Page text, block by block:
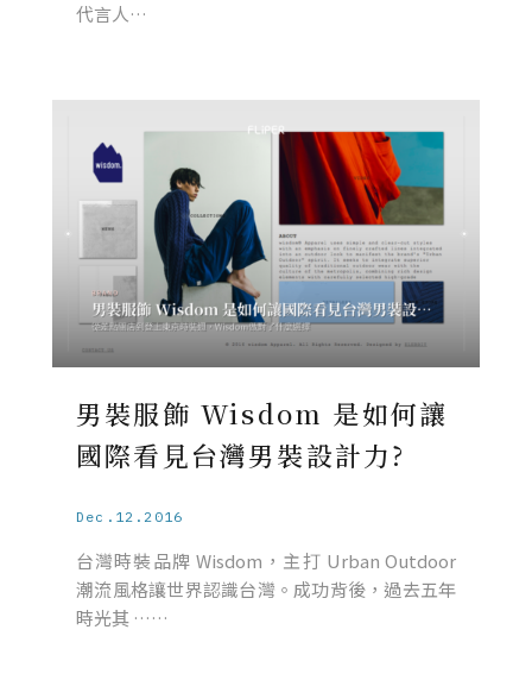
代言人…
男裝服飾 Wisdom 是如何讓
國際看見台灣男裝設計力?
Dec.12.2016
台灣時裝品牌 Wisdom，主打 Urban Outdoor
潮流風格讓世界認識台灣。成功背後，過去五年
時光其 ……